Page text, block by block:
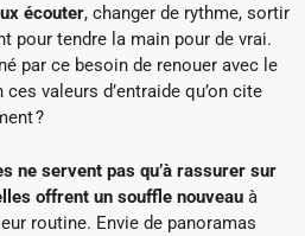
écouter, changer de rythme, sortir
pour tendre la main pour de vrai.
par ce besoin de renouer avec le
valeurs d’entraide qu’on cite
?
ne servent pas qu’à rassurer sur
offrent un souffle nouveau à
routine. Envie de panoramas